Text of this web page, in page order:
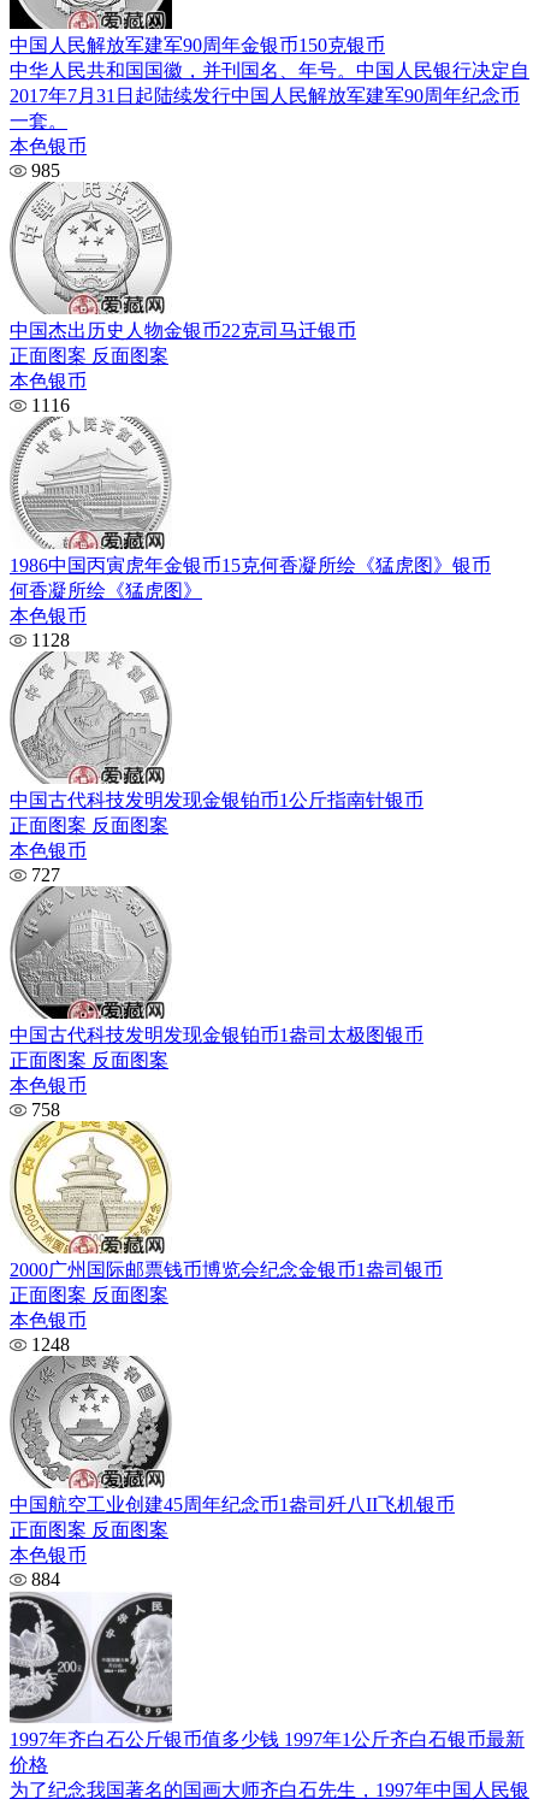
中国人民解放军建军90周年金银币150克银币
中华人民共和国国徽，并刊国名、年号。中国人民银行决定自
2017年7月31日起陆续发行中国人民解放军建军90周年纪念币
一套。
本色银币
985
中国杰出历史人物金银币22克司马迁银币
正面图案 反面图案
本色银币
1116
1986中国丙寅虎年金银币15克何香凝所绘《猛虎图》银币
何香凝所绘《猛虎图》
本色银币
1128
中国古代科技发明发现金银铂币1公斤指南针银币
正面图案 反面图案
本色银币
727
中国古代科技发明发现金银铂币1盎司太极图银币
正面图案 反面图案
本色银币
758
2000广州国际邮票钱币博览会纪念金银币1盎司银币
正面图案 反面图案
本色银币
1248
中国航空工业创建45周年纪念币1盎司歼八II飞机银币
正面图案 反面图案
本色银币
884
1997年齐白石公斤银币值多少钱 1997年1公斤齐白石银币最新
价格
为了纪念我国著名的国画大师齐白石先生，1997年中国人民银